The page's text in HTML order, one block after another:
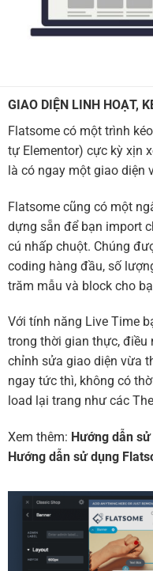
GIAO DIỆN LINH HOẠT,
Flatsome có một trình
tự Elementor) cực kỳ xịn
là có ngay một giao diện
Flatsome cũng có một
dựng sẵn để bạn import
cú nhấp chuột. Chúng
coding hàng đầu, số
trăm mẫu và block cho
Với tính năng Live Time
trong thời gian thực, điều
chỉnh sửa giao diện vừa
ngay tức thì, không có
load lại trang như các
Xem thêm: Hướng dẫn
Hướng dẫn sử dụng